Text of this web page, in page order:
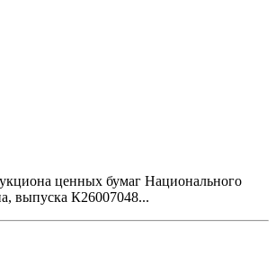
ценных бумаг Национального
выпуска К26007048...